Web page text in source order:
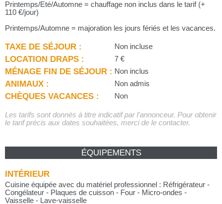
Printemps/Eté/Automne = chauffage non inclus dans le tarif (+
110 €/jour)
Printemps/Automne = majoration les jours fériés et les vacances.
TAXE DE SÉJOUR : Non incluse
LOCATION DRAPS : 7 €
MÉNAGE FIN DE SÉJOUR : Non inclus
ANIMAUX : Non admis
CHÈQUES VACANCES : Non
Les tarifs sont donnés à titre indicatif par l'annonceur. Pour obtenir
le tarif précis aux dates souhaitées, merci de le contacter.
ÉQUIPEMENTS
INTÉRIEUR
Cuisine équipée avec du matériel professionnel : Réfrigérateur -
Congélateur - Plaques de cuisson - Four - Micro-ondes -
Vaisselle - Lave-vaisselle